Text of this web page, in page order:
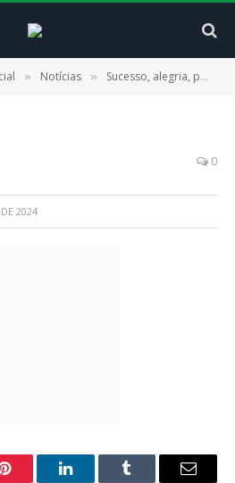
» Notícias » Sucesso, alegria, paz: assim foi a festa do povo, nos 28 anos de Cachoeira do Piriá!
0
2024